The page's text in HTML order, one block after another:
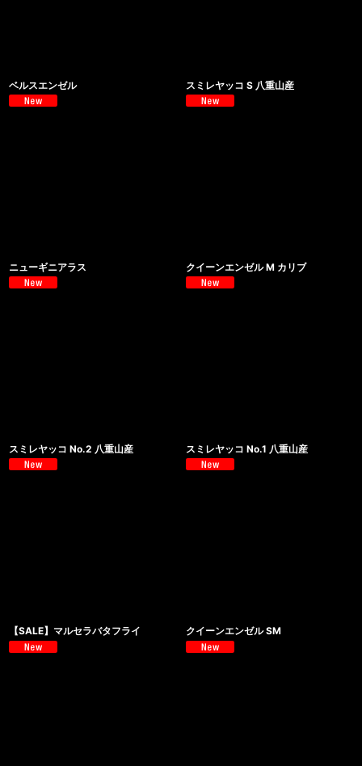
ベルスエンゼル スミレヤッコ S 八重山産
ニューギニアラス クイーンエンゼル M カリブ
スミレヤッコ No.2 八重山産 スミレヤッコ No.1 八重山産
【SALE】マルセラバタフライ クイーンエンゼル SM